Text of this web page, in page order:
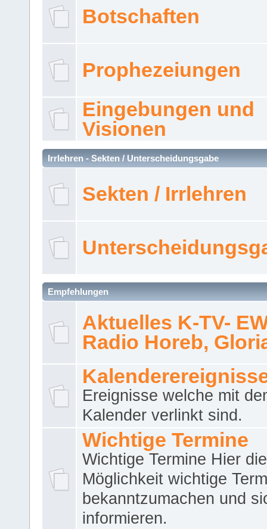
Botschaften
Prophezeiungen
Eingebungen und
Visionen
Irrlehren - Sekten / Unterscheidungsgabe
Sekten / Irrlehren
Empfehlungen
Aktuelles K-TV-
Radio Horeb,
Ereignisse welche mit
Kalender verlinkt sind.
Wichtige Termine
Wichtige Termine Hier die
Möglichkeit wichtige
bekanntzumachen und
informieren.